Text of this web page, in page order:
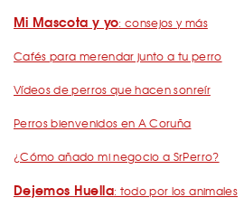
Mi Mascota y yo: consejos y más
Cafés para merendar junto a tu perro
Vídeos de perros que hacen sonreír
Perros bienvenidos en A Coruña
¿Cómo añado mi negocio a SrPerro?
Dejemos Huella: todo por los animales